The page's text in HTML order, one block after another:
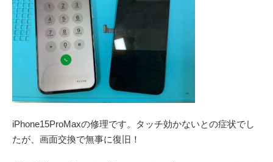
iPhone15ProMaxの修理です。タッチ効かないとの症状でし
たが、画面交換で無事に復旧！